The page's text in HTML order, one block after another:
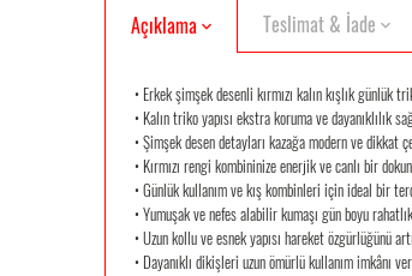
Açıklama Teslimat & İade
• Erkek şimşek desenli kırmızı kalın kışlık günlük
• Kalın triko yapısı ekstra koruma ve dayanıklılık
• Şimşek desen detayları kazağa modern ve dikkat
• Kırmızı rengi kombininize enerjik ve canlı bir
• Günlük kullanım ve kış kombinleri için ideal bir
• Yumuşak ve nefes alabilir kumaşı gün boyu
• Uzun kollu ve esnek yapısı hareket özgürlüğünü
• Dayanıklı dikişleri uzun ömürlü kullanım imkânı